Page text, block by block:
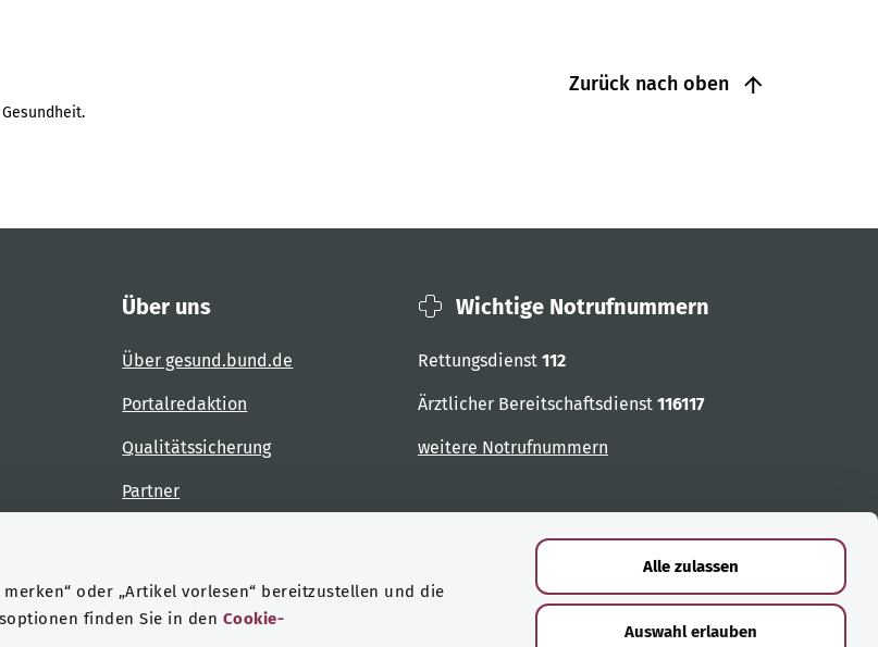
oder „Artikel vorlesen“ bereitzustellen und die
finden Sie in den Cookie-
Alle zulassen
Auswahl erlauben
Zurück nach oben
Über uns
Über gesund.bund.de
Portalredaktion
Qualitätssicherung
Partner
Wichtige Notrufnummern
Rettungsdienst 112
Ärztlicher Bereitschaftsdienst 116117
weitere Notrufnummern